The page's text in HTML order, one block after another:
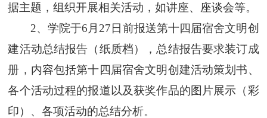
据主题，组织开展相关活动，如讲座、座谈会等。
2、 学院于6月27日前报送第十四届宿舍文明创
建活动总结报告（纸质档），总结报告要求装订成
册，内容包括第十四届宿舍文明创建活动策划书、
各个活动过程的报道以及获奖作品的图片展示（彩
印）、各项活动的总结分析。